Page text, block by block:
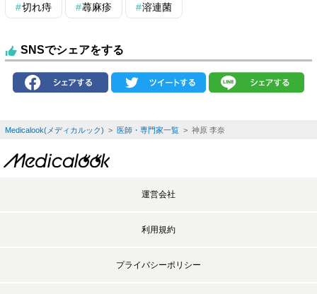
切れ痔 蕁麻疹 溶連菌
SNSでシェアをする
Medicalook(メディカルック) > 医師・専門家一覧> 神原 李奈
運営会社
利用規約
プライバシーポリシー